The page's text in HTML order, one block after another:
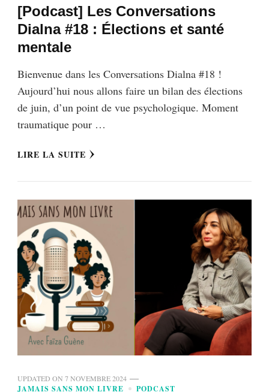
[Podcast] Les Conversations
Dialna #18 : Élections et santé
mentale
Bienvenue dans les Conversations Dialna #18 !
Aujourd’hui nous allons faire un bilan des élections
de juin, d’un point de vue psychologique. Moment
traumatique pour …
LIRE LA SUITE
UPDATED ON 7 NOVEMBRE 2024
JAMAIS SANS MON LIVRE PODCAST